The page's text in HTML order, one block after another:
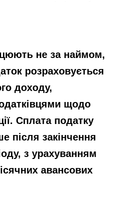
не за наймом,
розраховується
доходу,
щодо
Сплата податку
після закінчення
з урахуванням
авансових